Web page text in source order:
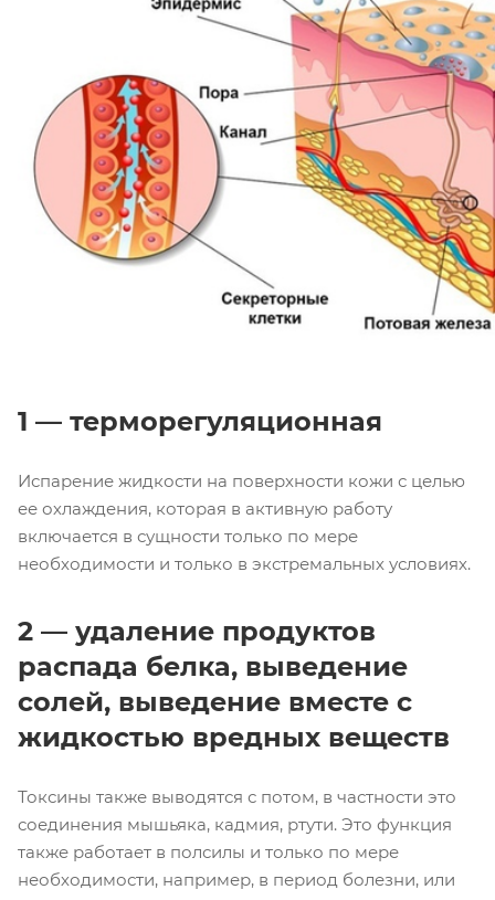
1 — терморегуляционная
Испарение жидкости на поверхности кожи с целью
ее охлаждения, которая в активную работу
включается в сущности только по мере
необходимости и только в экстремальных условиях.
2 — удаление продуктов
распада белка, выведение
солей, выведение вместе с
жидкостью вредных веществ
Токсины также выводятся с потом, в частности это
соединения мышьяка, кадмия, ртути. Это функция
также работает в полсилы и только по мере
необходимости, например, в период болезни, или